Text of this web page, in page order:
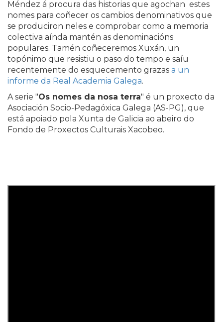
Méndez á procura das historias que agochan estes
nomes para coñecer os cambios denominativos que
se produciron neles e comprobar como a memoria
colectiva aínda mantén as denominacións
populares. Tamén coñeceremos Xuxán, un
topónimo que resistiu o paso do tempo e saíu
recentemente do esquecemento grazas a un
informe da Real Academia Galega.
A serie "Os nomes da nosa terra" é un proxecto da
Asociación Socio-Pedagóxica Galega (AS-PG), que
está apoiado pola Xunta de Galicia ao abeiro do
Fondo de Proxectos Culturais Xacobeo.